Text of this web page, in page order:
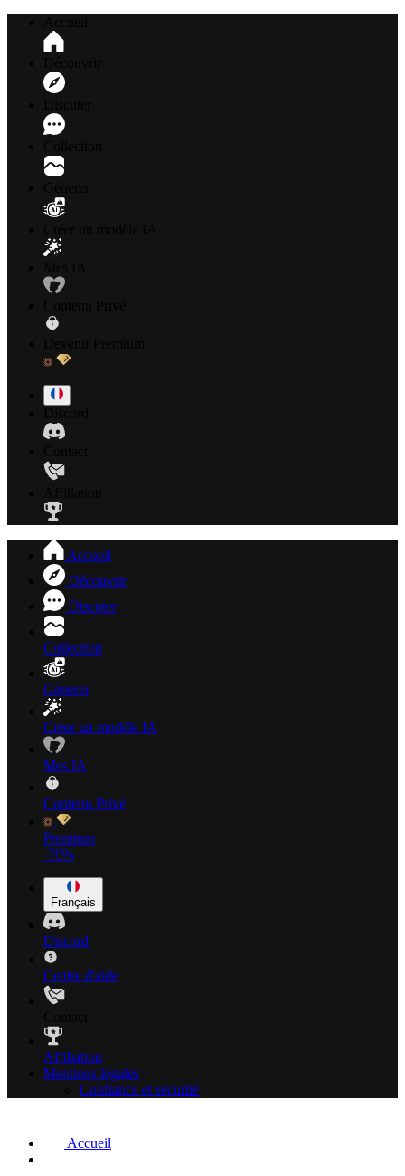
Accueil
Découvrir
Discuter
Collection
Générer
Créer un modèle IA
Mes IA
Contenu Privé
Premium
-70%
Français
Discord
Centre d'aide
Affiliation
Mentions légales
Confiance et sécurité
Accueil